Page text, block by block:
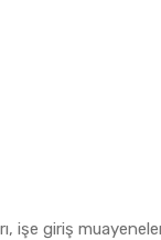
işe giriş